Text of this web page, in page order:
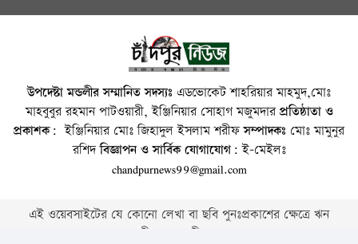
উপদেষ্টা মন্ডলীর সম্মানিত সদস্যঃ এডভোকেট শাহরিয়ার মাহমুদ,মোঃ
মাহবুবুর রহমান পাটওয়ারী, ইঞ্জিনিয়ার সোহাগ মজুমদারপ্রতিষ্ঠাতা ও
প্রকাশক: ইঞ্জিনিয়ার মোঃ জিহাদুল ইসলাম শরীফসম্পাদকঃ মোঃ মামুনুর
রশিদবিজ্ঞাপন ও সার্বিক যোগাযোগ: ই-মেইলঃ
chandpurnews99@gmail.com
এই ওয়েবসাইটের যে কোনো লেখা বা ছবি পুনঃপ্রকাশের ক্ষেত্রে ঋন
স্বীকার বাঞ্চনীয় ।